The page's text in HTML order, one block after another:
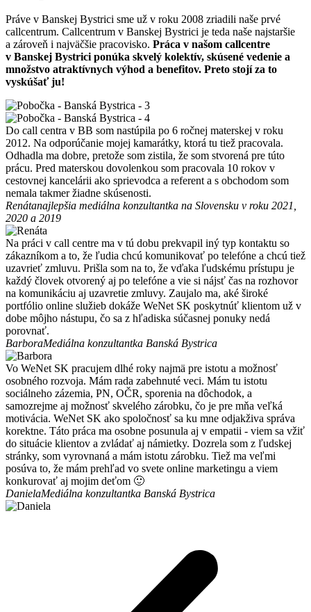
Práve v Banskej Bystrici sme už v roku 2008 zriadili naše prvé
callcentrum. Callcentrum v Banskej Bystrici je teda naše najstaršie
a zároveň i najväčšie pracovisko. Práca v našom callcentre
v Banskej Bystrici ponúka skvelý kolektív, skúsené vedenie a
množstvo atraktívnych výhod a benefitov. Preto stojí za to
vyskúšať ju!
Do call centra v BB som nastúpila po 6 ročnej materskej v roku
2012. Na odporúčanie mojej kamarátky, ktorá tu tiež pracovala.
Odhadla ma dobre, pretože som zistila, že som stvorená pre túto
prácu. Pred materskou dovolenkou som pracovala 10 rokov v
cestovnej kancelárii ako sprievodca a referent a s obchodom som
nemala takmer žiadne skúsenosti.
Renátanajlepšia mediálna konzultantka na Slovensku v roku 2021,
2020 a 2019
Na práci v call centre ma v tú dobu prekvapil iný typ kontaktu so
zákazníkom a to, že ľudia chcú komunikovať po telefóne a chcú tiež
uzavrieť zmluvu. Prišla som na to, že vďaka ľudskému prístupu je
každý človek otvorený aj po telefóne a vie si nájsť čas na rozhovor
na komunikáciu aj uzavretie zmluvy. Zaujalo ma, aké široké
portfólio online služieb dokáže WeNet SK poskytnúť klientom už v
dobe môjho nástupu, čo sa z hľadiska súčasnej ponuky nedá
porovnať.
BarboraMediálna konzultantka Banská Bystrica
Vo WeNet SK pracujem dlhé roky najmä pre istotu a možnosť
osobného rozvoja. Mám rada zabehnuté veci. Mám tu istotu
sociálneho zázemia, PN, OČR, sporenia na dôchodok, a
samozrejme aj možnosť skvelého zárobku, čo je pre mňa veľká
motivácia. WeNet SK ako spoločnosť sa ku mne odjakživa správa
korektne. Táto práca ma osobne posunula aj v empatii - viem sa vžiť
do situácie klientov a zvládať aj námietky. Dozrela som z ľudskej
stránky, som vyrovnaná a mám istotu zárobku. Tiež ma veľmi
posúva to, že mám prehľad vo svete online marketingu a viem
konkurovať aj mojim deťom 🙂
DanielaMediálna konzultantka Banská Bystrica